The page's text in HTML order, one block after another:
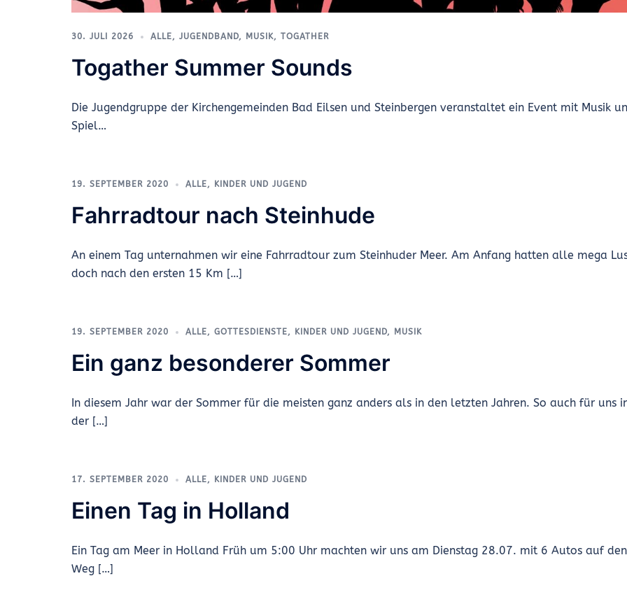
30. JULI 2026 ALLE, JUGENDBAND, MUSIK, TOGATHER
Togather Summer Sounds
Die Jugendgruppe der Kirchengemeinden Bad Eilsen und Steinbergen veranstaltet ein Event mit Musik
Spiel…
19. SEPTEMBER 2020 ALLE, KINDER UND JUGEND
Fahrradtour nach Steinhude
An einem Tag unternahmen wir eine Fahrradtour zum Steinhuder Meer. Am Anfang hatten alle mega
doch nach den ersten 15 Km […]
19. SEPTEMBER 2020 ALLE, GOTTESDIENSTE, KINDER UND JUGEND, MUSIK
Ein ganz besonderer Sommer
In diesem Jahr war der Sommer für die meisten ganz anders als in den letzten Jahren. So auch für uns
der […]
17. SEPTEMBER 2020 ALLE, KINDER UND JUGEND
Einen Tag in Holland
Ein Tag am Meer in Holland Früh um 5:00 Uhr machten wir uns am Dienstag 28.07. mit 6 Autos auf den
Weg […]